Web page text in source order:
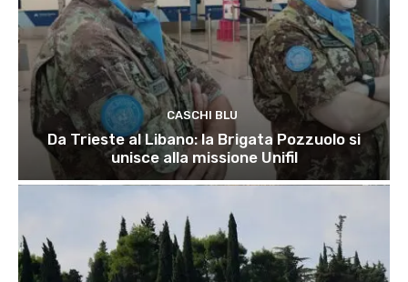
CASCHI BLU
Da Trieste al Libano: la Brigata Pozzuolo si
unisce alla missione Unifil